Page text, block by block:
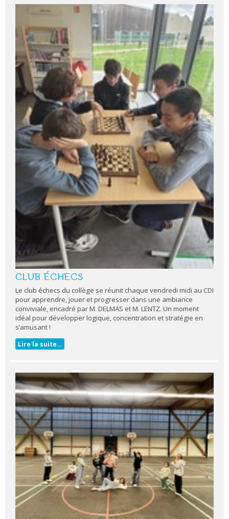
CLUB ÉCHECS
Le club échecs du collège se réunit chaque vendredi midi au CDI
pour apprendre, jouer et progresser dans une ambiance
conviviale, encadré par M. DELMAS et M. LENTZ. Un moment
idéal pour développer logique, concentration et stratégie en
s’amusant !
Lire la suite…